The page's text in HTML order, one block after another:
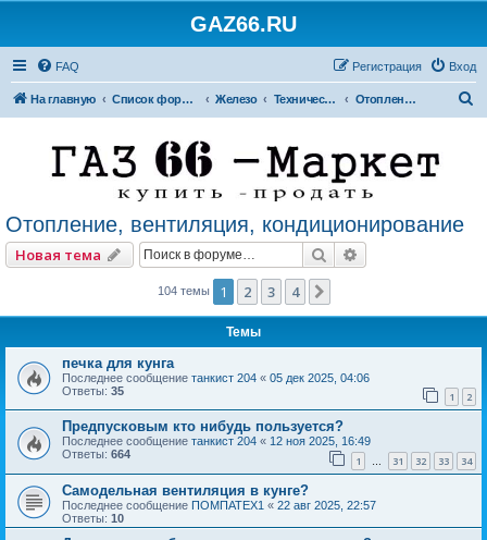
GAZ66.RU
FAQ Вход
Регистрация
На главную Список форумов Железо Технический форум Отопление, вентиляция, кондиционирование
Отопление, вентиляция, кондиционирование
Новая тема Поиск
104 темы 1 2 3 4
Темы
печка для кунга
Последнее сообщение танкист 204 « 05 дек 2025, 04:06
Ответы: 35 1 2
Предпусковым кто нибудь пользуется?
Последнее сообщение танкист 204 « 12 ноя 2025, 16:49
Ответы: 664 1 … 31 32 33 34
Самодельная вентиляция в кунге?
Последнее сообщение ПОМПАТЕХ1 « 22 авг 2025, 22:57
Ответы: 10